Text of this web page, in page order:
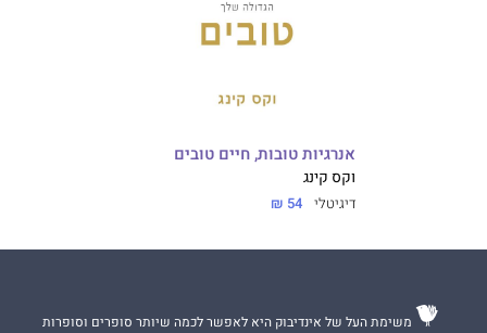
אנרגיות טובות, חיים טובים
וקס קינג
דיגיטלי 54 ₪
משימת העל של אינדיבוק היא לאפשר לכמה שיותר סופרים וסופרות